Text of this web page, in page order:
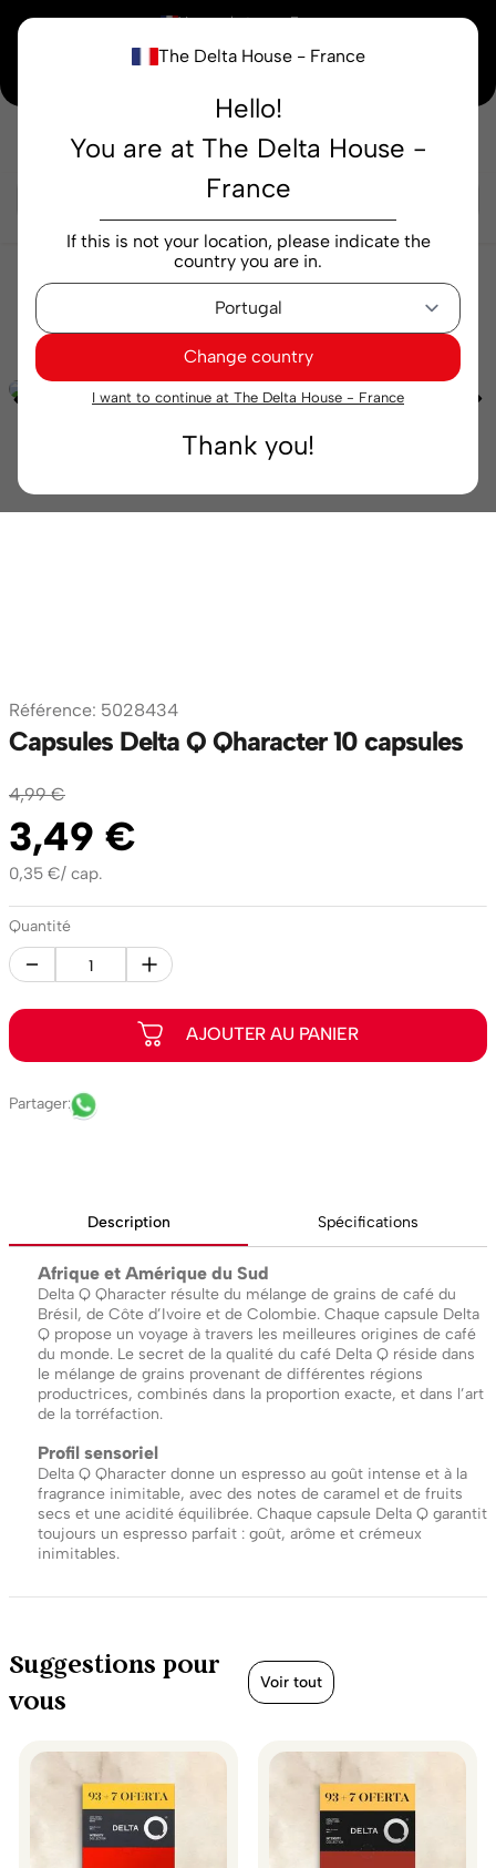
The Delta House - France
Hello!
You are at The Delta House -
France
If this is not your location, please indicate the
country you are in.
Change country
I want to continue at The Delta House - France
Thank you!
× Vous achetez en France
Notre nouvelle maison peaufine encore ses derniers détails. Merci de votre
Cafés Gélules Intensités
Capsules Delta Q
Référence: 5028434
Capsules Delta Q Qharacter 10 capsules
4,99 €
3,49 €
0,35 €/ cap.
Quantité
Description Spécifications
Afrique et Amérique du Sud
Delta Q Qharacter résulte du mélange de grains de café du
Brésil, de Côte d’Ivoire et de Colombie. Chaque capsule Delta
Q propose un voyage à travers les meilleures origines de café
du monde. Le secret de la qualité du café Delta Q réside dans
le mélange de grains provenant de différentes régions
productrices, combinés dans la proportion exacte, et dans l’art
de la torréfaction.
Profil sensoriel
Delta Q Qharacter donne un espresso au goût intense et à la
fragrance inimitable, avec des notes de caramel et de fruits
secs et une acidité équilibrée. Chaque capsule Delta Q garantit
toujours un espresso parfait : goût, arôme et crémeux
inimitables.
Suggestions pour
vous
Voir tout